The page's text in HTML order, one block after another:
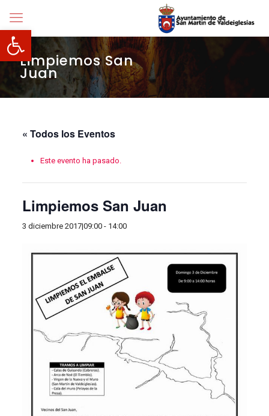
Abrir barra de herramientas
Limpiemos San
Juan
« Todos los Eventos
Este evento ha pasado.
Limpiemos San Juan
3 diciembre 2017|09:00- 14:00